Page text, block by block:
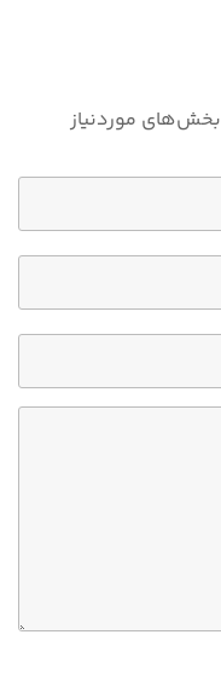
بخش‌های موردنیاز